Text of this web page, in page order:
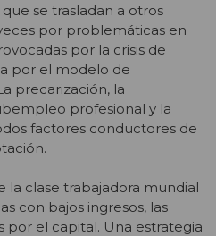
se trasladan a otros
por problemáticas en
por la crisis de
por el modelo de
precarización, la
profesional y la
factores conductores de
la clase trabajadora mundial
con bajos ingresos, las
por el capital. Una estrategia